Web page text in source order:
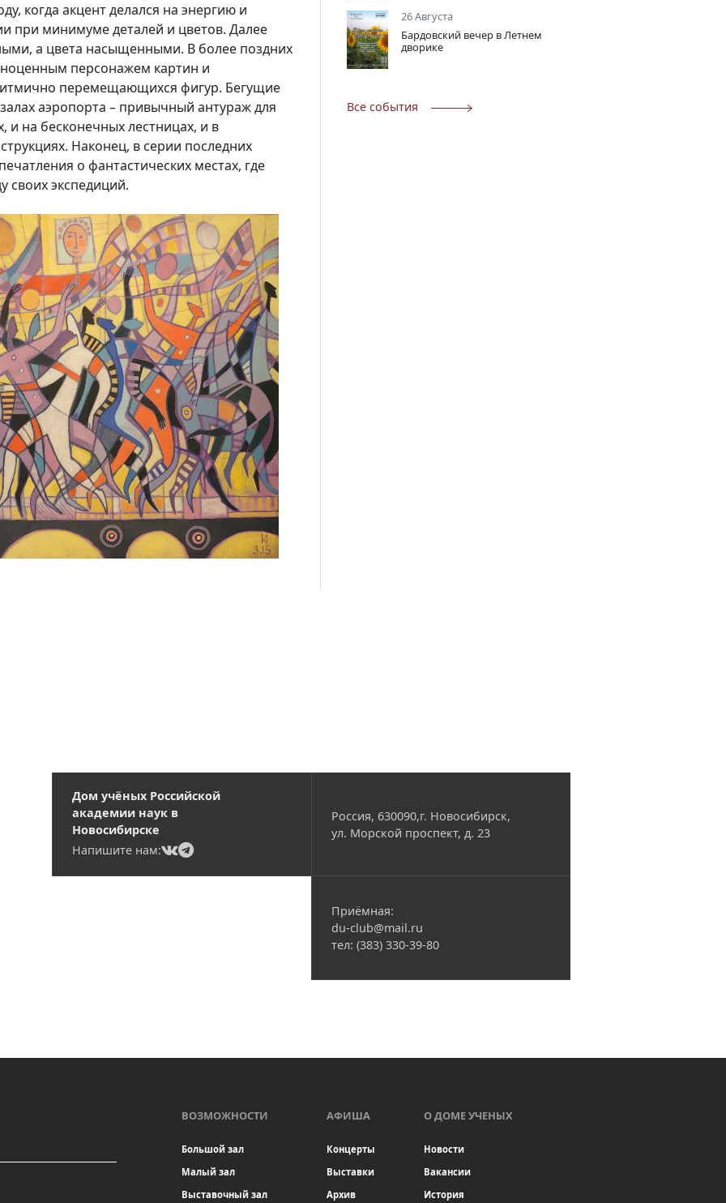
Новости
Наука
О Доме учёных
Виртуальный тур
Контакты
Вакансии
когда акцент делался на энергию и
при минимуме деталей и цветов. Далее
а цвета насыщенными. В более поздних
персонажем картин и
перемещающихся фигур. Бегущие
аэропорта – привычный антураж для
и на бесконечных лестницах, и в
Наконец, в серии последних
о фантастических местах, где
своих экспедиций.
26 Августа
Бардовский вечер в Летнем
дворике
Все события
Дом учёных Российской
академии наук в
Новосибирске
Напишите нам:
(current)
(current)
Россия, 630090,г. Новосибирск,
ул. Морской проспект, д. 23
Приёмная:
du-club@mail.ru
тел: (383) 330-39-80
ВОЗМОЖНОСТИ
Большой зал
Малый зал
Выставочный зал
АФИША
Концерты
Выставки
Архив
О ДОМЕ УЧЕНЫХ
Новости
Вакансии
История